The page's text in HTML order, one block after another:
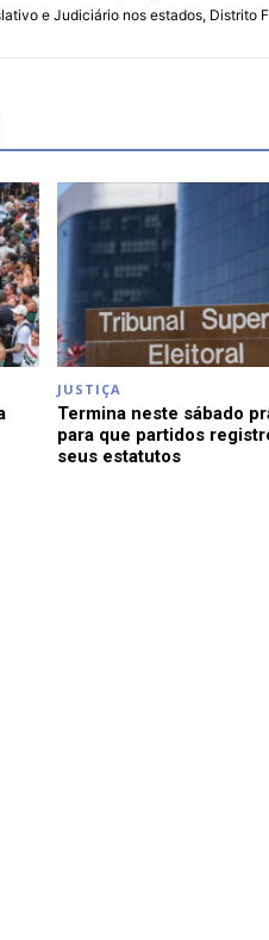
e Judiciário nos estados, Distrito
JUSTIÇA
Termina neste sábado
para que partidos
seus estatutos